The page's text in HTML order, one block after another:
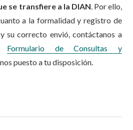
se transfiere a la DIAN. Por ello,
a la formalidad y registro de
su correcto envió, contáctanos a
Formulario de Consultas y
puesto a tu disposición.